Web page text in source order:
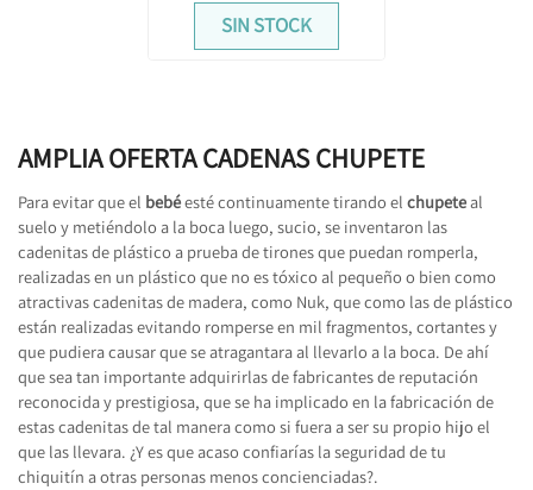
SIN STOCK
AMPLIA OFERTA CADENAS CHUPETE
Para evitar que el bebéesté continuamente tirando el chupeteal
suelo y metiéndolo a la boca luego, sucio, se inventaron las
cadenitas de plástico a prueba de tirones que puedan romperla,
realizadas en un plástico que no es tóxico al pequeño o bien como
atractivas cadenitas de madera, como Nuk, que como las de plástico
están realizadas evitando romperse en mil fragmentos, cortantes y
que pudiera causar que se atragantara al llevarlo a la boca. De ahí
que sea tan importante adquirirlas de fabricantes de reputación
reconocida y prestigiosa, que se ha implicado en la fabricación de
estas cadenitas de tal manera como si fuera a ser su propio hijo el
que las llevara. ¿Y es que acaso confiarías la seguridad de tu
chiquitín a otras personas menos concienciadas?.